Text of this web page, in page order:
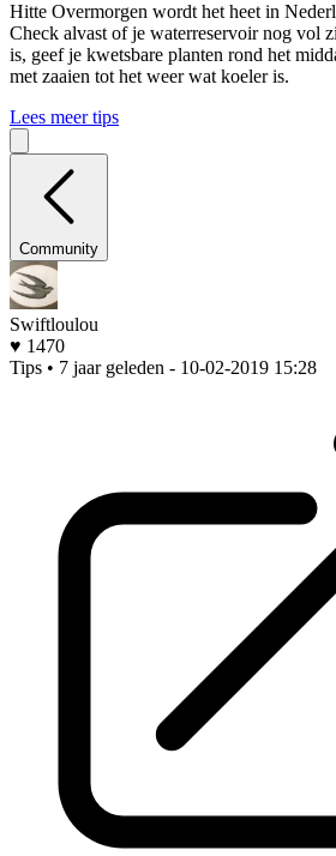
Hitte Overmorgen wordt het heet in
Check alvast of je waterreservoir nog vol
is, geef je kwetsbare planten rond het
met zaaien tot het weer wat koeler is.
Lees meer tips
Community
Swiftloulou
♥ 1470
Tips • 7 jaar geleden - 10-02-2019 15:28